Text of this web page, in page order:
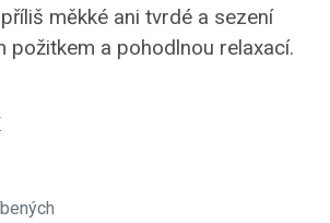
měkké ani tvrdé a sezení
požitkem a pohodlnou relaxací.